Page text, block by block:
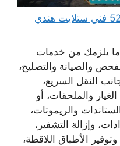
فني ستلايت المطلاع 52227330 فني ستلايت هندي
يلزمك من خدمات
والصيانة والتصليح،
النقل السريع،
والملحقات، أو
والريموتات،
وإزالة التشفير،
الأطباق اللاقطة،